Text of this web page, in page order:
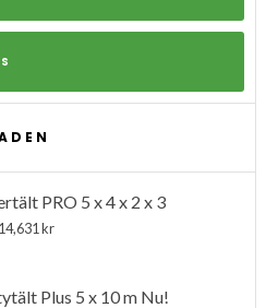
PRO 5 x 4 x 2 x 3
kr
Plus 5 x 10 m Nu!